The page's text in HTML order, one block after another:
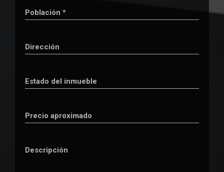
Población *
Dirección
Estado del inmueble
Precio aproximado
Descripción